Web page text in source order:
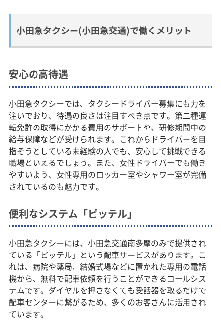
小田急タクシー(小田急交通)で働くメリット
安心の高待遇
小田急タクシーでは、タクシードライバー募集にも力を
注いでおり、待遇の良さは注目すべき点です。第二種運
転免許の取得にかかる費用のサポートや、研修期間中の
給与保障などが受けられます。これからドライバーを目
指そうとしている未経験の人でも、安心して挑戦できる
職場といえるでしょう。また、女性ドライバーでも働き
やすいよう、女性専用のロッカー室やシャワー室が完備
されているのも魅力です。
便利なシステム「ピッテル」
小田急タクシーには、小田急交通南多摩のみで提供され
ている「ピッテル」という配車サービスがあります。こ
れは、病院や薬局、結婚式場などに置かれた専用の電話
機から、無料で配車依頼を行うことができるコールシス
テムです。ダイヤルを押さなくても受話器を取るだけで
配車センターに繋がるため、多くのお客さんに活用され
ています。